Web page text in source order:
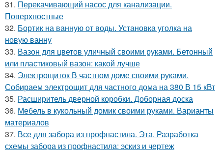
31. Перекачивающий насос для канализации.
Поверхностные
32. Бортик на ванную от воды. Установка уголка на
новую ванну
33. Вазон для цветов уличный своими руками. Бетонный
или пластиковый вазон: какой лучше
34. Электрощиток В частном доме своими руками.
Собираем электрощит для частного дома на 380 В 15 кВт
35. Расширитель дверной коробки. Доборная доска
36. Мебель в кукольный домик своими руками. Варианты
материалов
37. Все для забора из профнастила. Эта. Разработка
схемы забора из профнастила: эскиз и чертеж